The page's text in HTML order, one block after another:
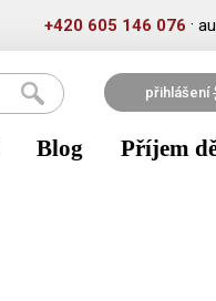
+420 605 146 076 ·
přihlášení
Blog Příjem